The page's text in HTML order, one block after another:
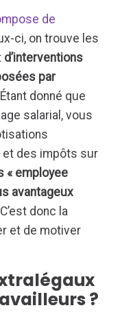
de
ci, on trouve les
d’interventions
par
Étant donné que
salarial, vous
des impôts sur
« employee
avantageux
C’est donc la
et de motiver
?